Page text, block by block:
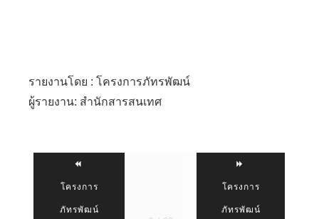
รายงานโดย : โครงการภัทรพัฒน์
ผู้รายงาน: สำนักสารสนเทศ
โครงการ
ภัทรพัฒน์
โครงการ
ภัทรพัฒน์